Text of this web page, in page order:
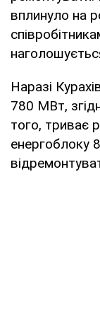
вплинуло на
Наразі
780 МВт,
того, триває
енергоблоку